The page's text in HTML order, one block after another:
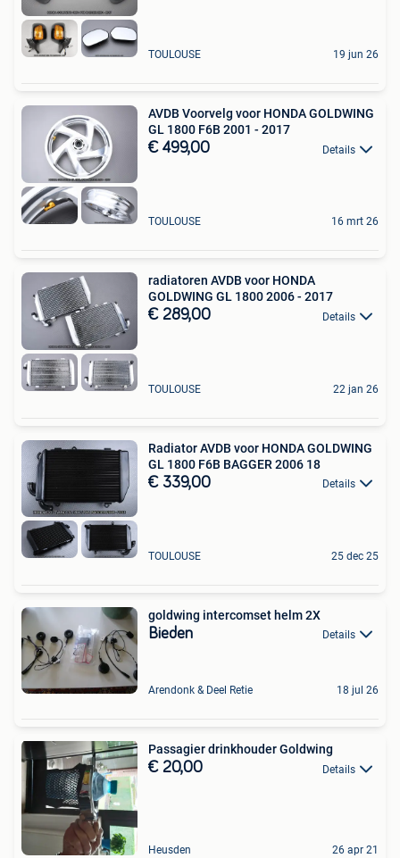
TOULOUSE 19 jun 26
AVDB Voorvelg voor HONDA GOLDWING
GL 1800 F6B 2001 - 2017
€ 499,00 Details
TOULOUSE 16 mrt 26
radiatoren AVDB voor HONDA
GOLDWING GL 1800 2006 - 2017
€ 289,00 Details
TOULOUSE 22 jan 26
Radiator AVDB voor HONDA GOLDWING
GL 1800 F6B BAGGER 2006 18
€ 339,00 Details
TOULOUSE 25 dec 25
goldwing intercomset helm 2X
Bieden Details
Arendonk & Deel Retie 18 jul 26
Passagier drinkhouder Goldwing
€ 20,00 Details
Heusden 26 apr 21